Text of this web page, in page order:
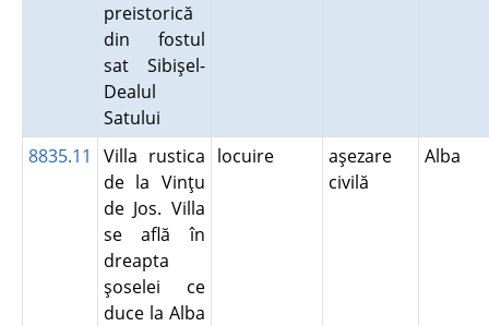
preistorică
din fostul
sat Sibişel-
Dealul
Satului
8835.11
Villa rustica
de la Vinţu
de Jos. Villa
se află în
dreapta
şoselei ce
duce la Alba
locuire
aşezare
civilă
Alba